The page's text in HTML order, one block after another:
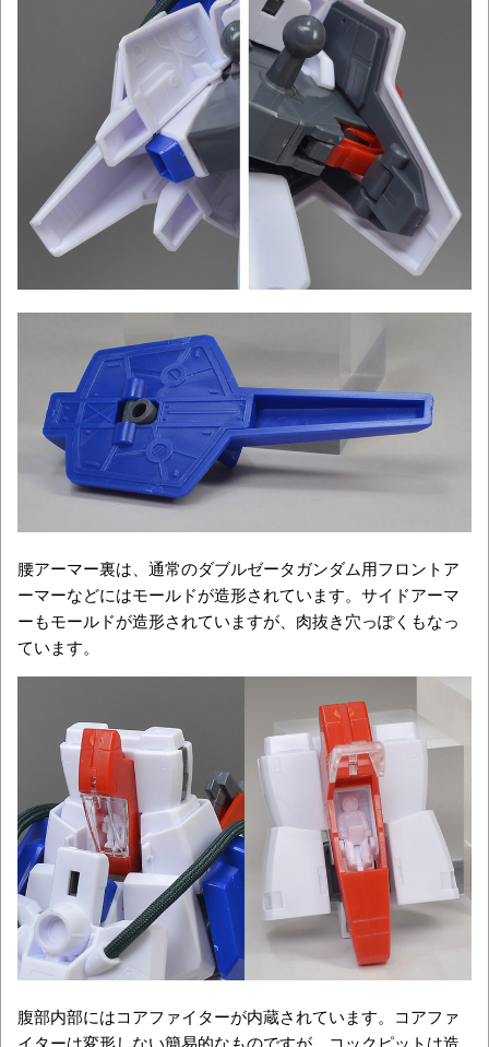
腰アーマー裏は、通常のダブルゼータガンダム用フロントア
ーマーなどにはモールドが造形されています。サイドアーマ
ーもモールドが造形されていますが、肉抜き穴っぽくもなっ
ています。
腹部内部にはコアファイターが内蔵されています。コアファ
イターは変形しない簡易的なものですが、コックピットは造